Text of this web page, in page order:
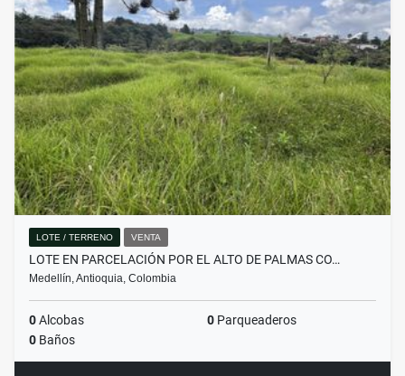
LOTE / TERRENO VENTA
LOTE EN PARCELACIÓN POR EL ALTO DE PALMAS CO…
Medellín, Antioquia, Colombia
0Alcobas 0 Parqueaderos
0 Baños